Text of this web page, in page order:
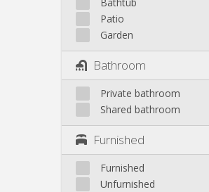
Patio
Garden
Bathroom
Private bathroom
Shared bathroom
Furnished
Furnished
Unfurnished